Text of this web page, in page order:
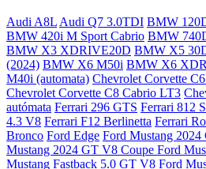
Audi A8L Audi Q7 3.0TDI BMW
BMW 420i M Sport Cabrio BMW
BMW X3 XDRIVE20D BMW X5
(2024) BMW X6 M50i BMW X6
M40i (automata) Chevrolet Corvette
Chevrolet Corvette C8 Cabrio LT3
autómata Ferrari 296 GTS Ferrari 812
4.3 V8 Ferrari F12 Berlinetta Ferrari
Bronco Ford Edge Ford Mustang
Mustang 2024 GT V8 Coupe Ford
Mustang Fastback 5.0 GT V8 Ford